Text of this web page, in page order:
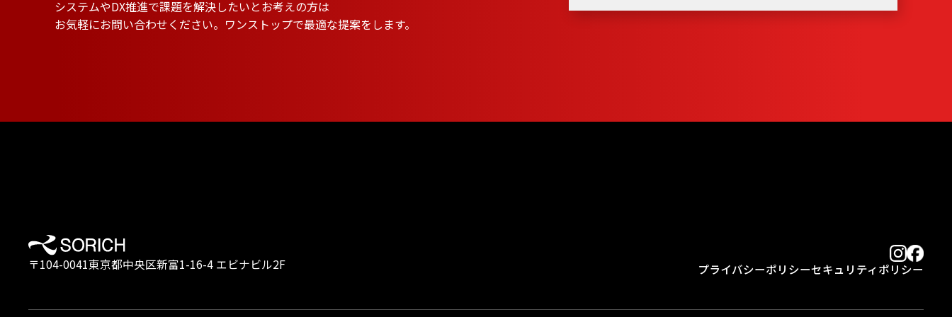
システムやDX推進で課題を解決したいとお考えの方は
お気軽にお問い合わせください。ワンストップで最適な提案をします。
〒104-0041東京都中央区新富1-16-4 エビナビル2F プライバシーポリシーセキュリティポリシー